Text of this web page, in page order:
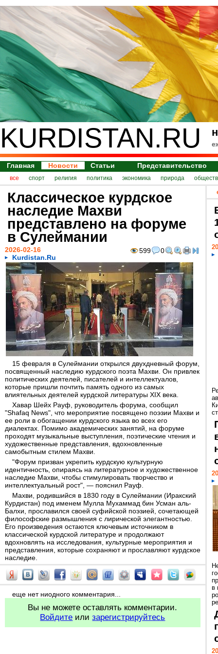
KURDISTAN.RU
Главная Новости Статьи Представительство
все спорт религия политика экономика природа
Классическое курдское
наследие Махви
представлено на форуме
в Сулеймании
599 0
2026-02-16
Kurdistan.Ru
15 февраля в Сулеймании открылся двухдневный форум,
посвященный наследию курдского поэта Махви. Он привлек
политических деятелей, писателей и интеллектуалов,
которые пришли почтить память одного из самых
влиятельных деятелей курдской литературы XIX века.
Хавар Шейх Рауф, руководитель форума, сообщил
"Shafaq News", что мероприятие посвящено поэзии Махви и
ее роли в обогащении курдского языка во всех его
диалектах. Помимо академических занятий, на форуме
проходят музыкальные выступления, поэтические чтения и
художественные представления, вдохновленные
самобытным стилем Махви.
"Форум призван укрепить курдскую культурную
идентичность, опираясь на литературное и художественное
наследие Махви, чтобы стимулировать творчество и
интеллектуальный рост", — пояснил Рауф.
Махви, родившийся в 1830 году в Сулеймании (Иракский
Курдистан) под именем Мулла Мухаммад бин Усман аль-
Балхи, прославился своей суфийской поэзией, сочетающей
философские размышления с лирической элегантностью.
Его произведения остаются ключевым источником в
классической курдской литературе и продолжают
вдохновлять на исследования, культурные мероприятия и
представления, которые сохраняют и прославляют курдское
наследие.
еще нет ниодного комментария...
Вы не можете оставлять комментарии.
Войдите илизарегистрируйтесь
в